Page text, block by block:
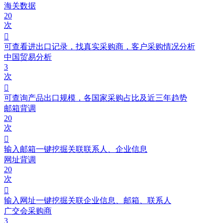
海关数据
20
次

可查看进出口记录，找真实采购商，客户采购情况分析
中国贸易分析
3
次

可查询产品出口规模，各国家采购占比及近三年趋势
邮箱背调
20
次

输入邮箱一键挖掘关联联系人、企业信息
网址背调
20
次

输入网址一键挖掘关联企业信息、邮箱、联系人
广交会采购商
3